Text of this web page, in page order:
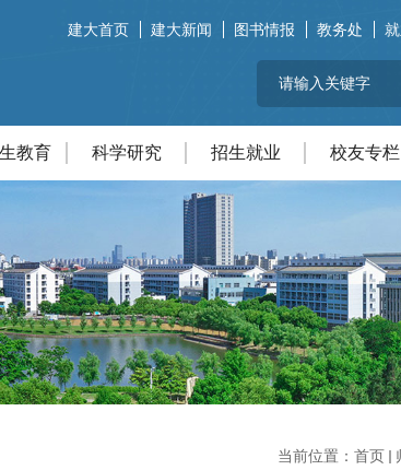
建大首页 建大新闻 图书情报 教务处
教育 科学研究 招生就业 校友专栏
当前位置： 首页